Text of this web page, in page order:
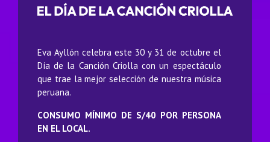
Eva Ayllón celebra este 30 y 31 de octubre el
Día de la Canción Criolla con un espectáculo
que trae la mejor selección de nuestra música
peruana.
CONSUMO MÍNIMO DE S/40 POR PERSONA
EN EL LOCAL.